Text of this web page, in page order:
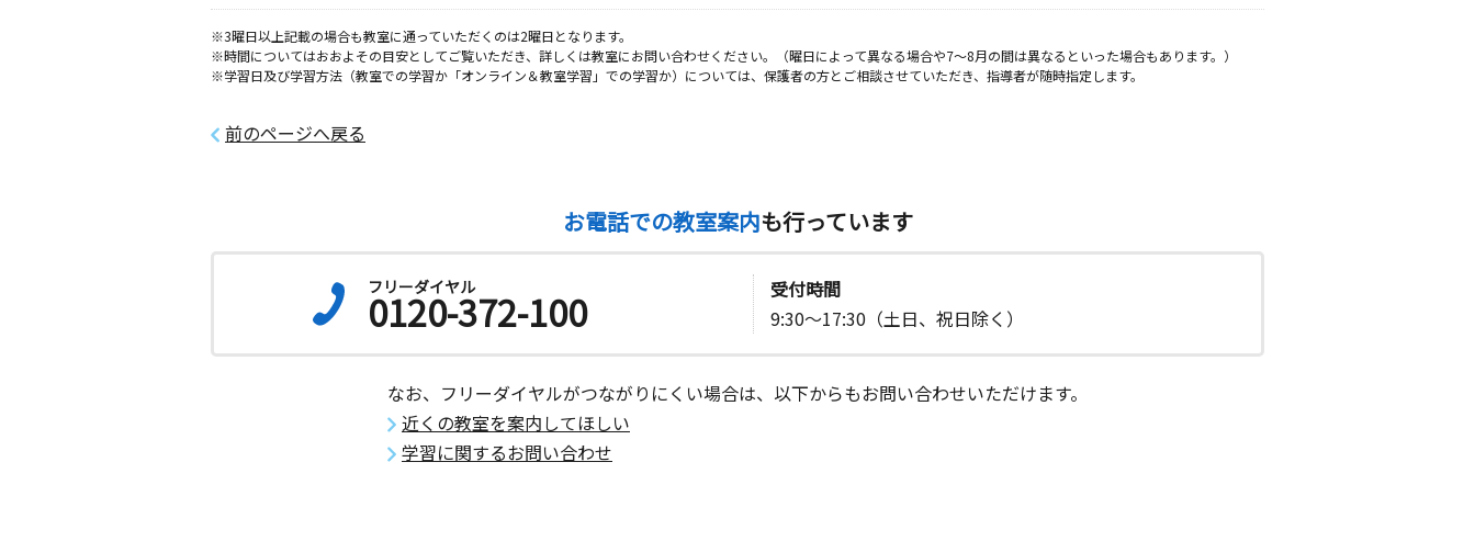
※3曜日以上記載の場合も教室に通っていただくのは2曜日となります。
※時間についてはおおよその目安としてご覧いただき、詳しくは教室にお問い合わせください。（曜日によって異なる場合や7～8月の間は異なるといった場合もあります。）
※学習日及び学習方法（教室での学習か「オンライン＆教室学習」での学習か）については、保護者の方とご相談させていただき、指導者が随時指定します。
前のページへ戻る
お電話での教室案内も行っています
フリーダイヤル
0120-372-100
受付時間
9:30～17:30（土日、祝日除く）
なお、フリーダイヤルがつながりにくい場合は、以下からもお問い合わせいただけます。
近くの教室を案内してほしい
学習に関するお問い合わせ